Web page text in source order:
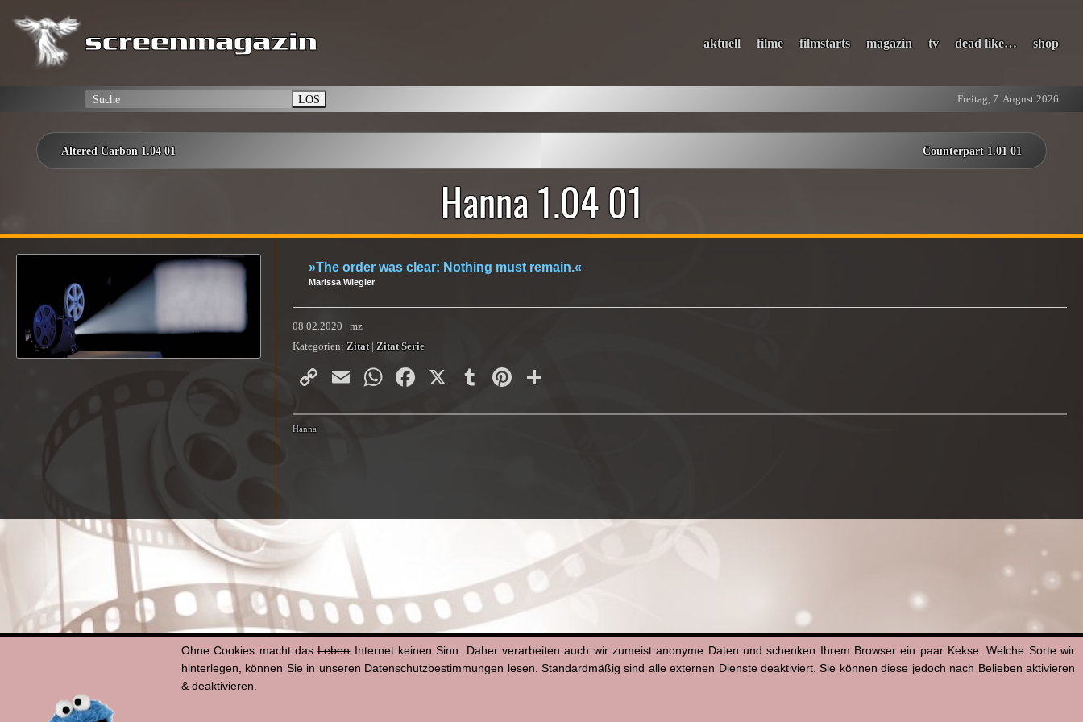
aktuell filme filmstarts magazin tv dead like… shop
LOS Freitag, 7. August 2026
Altered Carbon 1.04 01 Counterpart 1.01 01
Hanna 1.04 01
»The order was clear: Nothing must remain.«
Marissa Wiegler
08.02.2020 | mz
Kategorien:Zitat |Zitat Serie
CopyEmailWhatsApp
Facebook
X TumblrPinterest
Hanna
Ohne Cookies macht dasLebenInternet keinen Sinn. Daher verarbeiten auch wir zumeist anonyme Daten und schenken Ihrem Browser ein paar Kekse. Welche Sorte wir
hinterlegen, können Sie in unseren Datenschutzbestimmungen lesen. Standardmäßig sind alle externen Dienste deaktiviert. Sie können diese jedoch nach Belieben aktivieren
& deaktivieren.